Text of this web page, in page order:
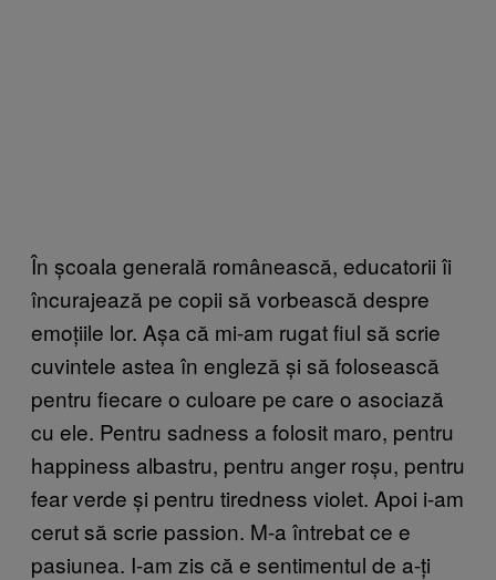
În școala generală românească, educatorii îi
încurajează pe copii să vorbească despre
emoțiile lor. Așa că mi-am rugat fiul să scrie
cuvintele astea în engleză și să folosească
pentru fiecare o culoare pe care o asociază
cu ele. Pentru sadness a folosit maro, pentru
happiness albastru, pentru anger roșu, pentru
fear verde și pentru tiredness violet. Apoi i-am
cerut să scrie passion. M-a întrebat ce e
pasiunea. I-am zis că e sentimentul de a-ți